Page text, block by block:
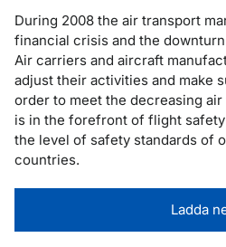
During 2008 the air transport
financial crisis and the
Air carriers and aircraft
adjust their activities and make
order to meet the decreasing
is in the forefront of flight
the level of safety standards of
countries.
Ladda